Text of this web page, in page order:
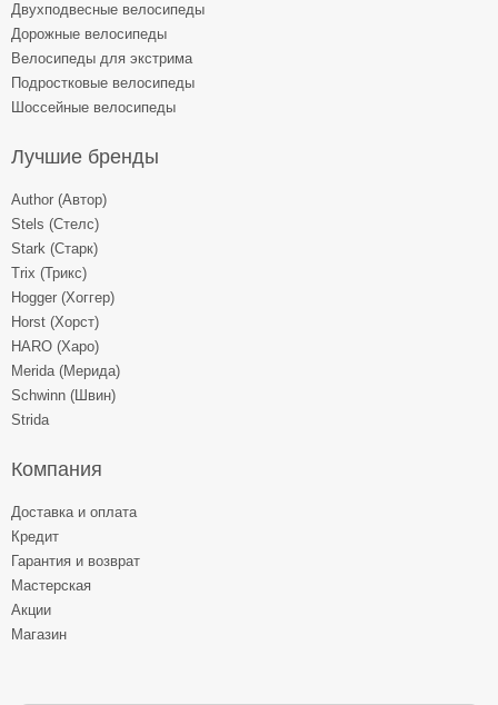
Двухподвесные велосипеды
Дорожные велосипеды
Велосипеды для экстрима
Подростковые велосипеды
Шоссейные велосипеды
Лучшие бренды
Author (Автор)
Stels (Стелс)
Stark (Старк)
Trix (Трикс)
Hogger (Хоггер)
Horst (Хорст)
HARO (Харо)
Merida (Мерида)
Schwinn (Швин)
Strida
Компания
Доставка и оплата
Кредит
Гарантия и возврат
Мастерская
Акции
Магазин